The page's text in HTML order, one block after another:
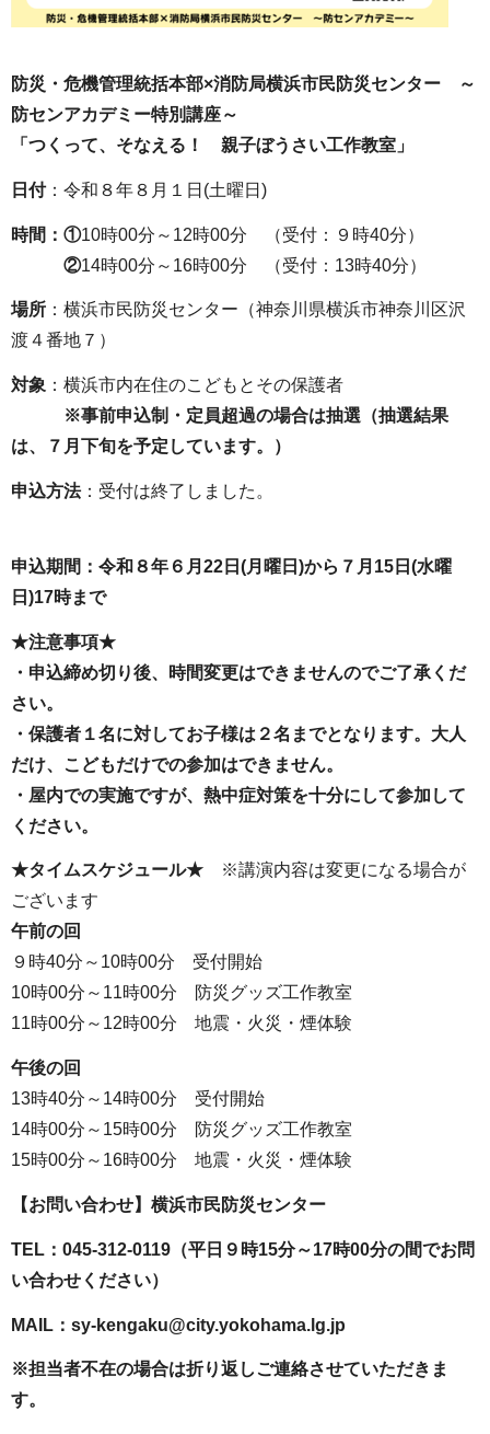
防災・危機管理統括本部×消防局横浜市民防災センター ～
防センアカデミー特別講座～
「つくって、そなえる！ 親子ぼうさい工作教室」
日付：令和８年８月１日(土曜日)
時間：①10時00分～12時00分 （受付：９時40分）
②14時00分～16時00分 （受付：13時40分）
場所 ：横浜市民防災センター（神奈川県横浜市神奈川区沢
渡４番地７）
対象 ：横浜市内在住のこどもとその保護者
※事前申込制・定員超過の場合は抽選（抽選結果
は、７月下旬を予定しています。）
申込方法：受付は終了しました。
申込期間：令和８年６月22日(月曜日)から７月15日(水曜
日)17時まで
★注意事項★
・申込締め切り後、時間変更はできませんのでご了承くだ
さい。
・保護者１名に対してお子様は２名までとなります。大人
だけ、こどもだけでの参加はできません。
・屋内での実施ですが、熱中症対策を十分にして参加して
ください。
★タイムスケジュール★ ※講演内容は変更になる場合が
ございます
午前の回
９時40分～10時00分 受付開始
10時00分～11時00分 防災グッズ工作教室
11時00分～12時00分 地震・火災・煙体験
午後の回
13時40分～14時00分 受付開始
14時00分～15時00分 防災グッズ工作教室
15時00分～16時00分 地震・火災・煙体験
【お問い合わせ】横浜市民防災センター
TEL：045-312-0119（平日９時15分～17時00分の間でお問
い合わせください）
MAIL：sy-kengaku@city.yokohama.lg.jp
※担当者不在の場合は折り返しご連絡させていただきま
す。